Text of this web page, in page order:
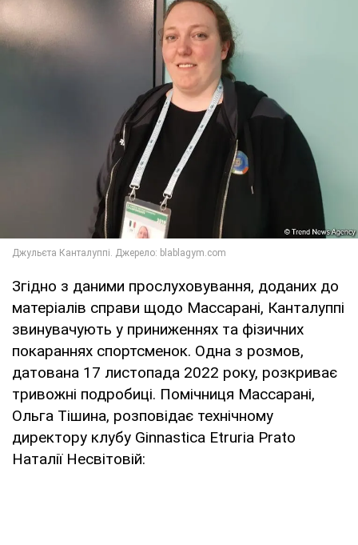
Згідно з даними прослуховування, доданих до
матеріалів справи щодо Маccарані, Канталуппі
звинувачують у приниженнях та фізичних
покараннях спортсменок. Одна з розмов,
датована 17 листопада 2022 року, розкриває
тривожні подробиці. Помічниця Маccарані,
Ольга Тішина, розповідає технічному
директору клубу Ginnastica Etruria Prato
Наталії Несвітовій: